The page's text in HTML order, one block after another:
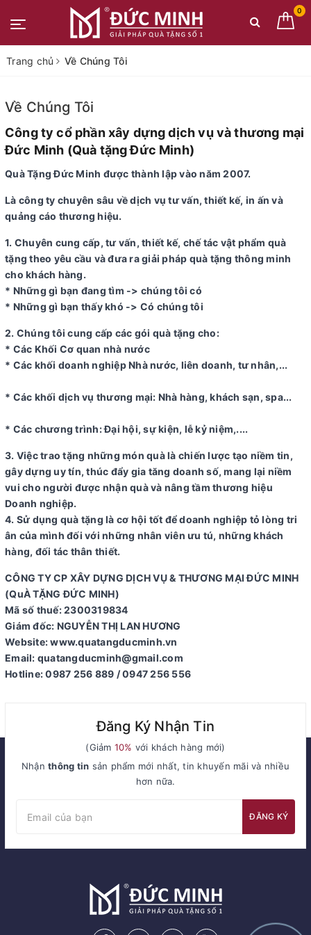
0
Trang chủ Về Chúng Tôi
Về Chúng Tôi
Công ty cổ phần xây dựng dịch vụ và thương mại
Đức Minh (Quà tặng Đức Minh)
Quà Tặng Đức Minh được thành lập vào năm 2007.
Là công ty chuyên sâu về dịch vụ tư vấn, thiết kế, in ấn và
quảng cáo thương hiệu.
1. Chuyên cung cấp, tư vấn, thiết kế, chế tác vật phẩm quà
tặng theo yêu cầu và đưa ra giải pháp quà tặng thông minh
cho khách hàng.
* Những gì bạn đang tìm -> chúng tôi có
* Những gì bạn thấy khó -> Có chúng tôi
2. Chúng tôi cung cấp các gói quà tặng cho:
* Các Khối Cơ quan nhà nước
* Các khối doanh nghiệp Nhà nước, liên doanh, tư nhân,...
* Các khối dịch vụ thương mại: Nhà hàng, khách sạn, spa...
* Các chương trình: Đại hội, sự kiện, lễ kỷ niệm,....
3. Việc trao tặng những món quà là chiến lược tạo niềm tin,
gây dựng uy tín, thúc đẩy gia tăng doanh số, mang lại niềm
vui cho người được nhận quà và nâng tầm thương hiệu
Doanh nghiệp.
4. Sử dụng quà tặng là cơ hội tốt để doanh nghiệp tỏ lòng tri
ân của mình đối với những nhân viên ưu tú, những khách
hàng, đối tác thân thiết.
CÔNG TY CP XÂY DỰNG DỊCH VỤ & THƯƠNG MẠI ĐỨC MINH
(QuÀ TẶNG ĐỨC MINH)
Mã số thuế: 2300319834
Giám đốc: NGUYỄN THỊ LAN HƯƠNG
Website: www.quatangducminh.vn
Email: quatangducminh@gmail.com
Hotline: 0987 256 889 / 0947 256 556
Đăng Ký Nhận Tin
(Giảm 10% với khách hàng mới)
Nhậnthông tin sản phẩm mới nhất, tin khuyến mãi và nhiều
hơn nữa.
ĐĂNG KÝ